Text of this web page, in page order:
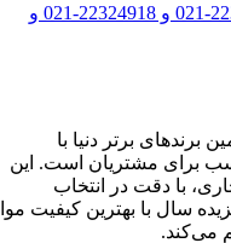
021-22324790 و 22324791-021 و 22324918-021 و
برتر دنیا با
مشتریان است. این
دقت در انتخاب
با بهترین کیفیت مواد